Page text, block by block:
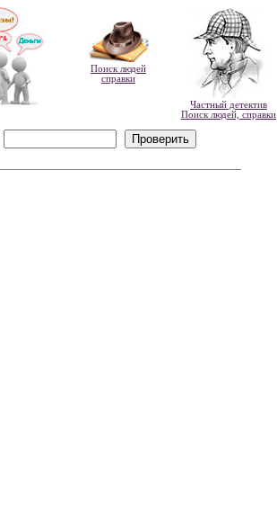
Поиск людей
справки
Частный детектив
Поиск людей, справки